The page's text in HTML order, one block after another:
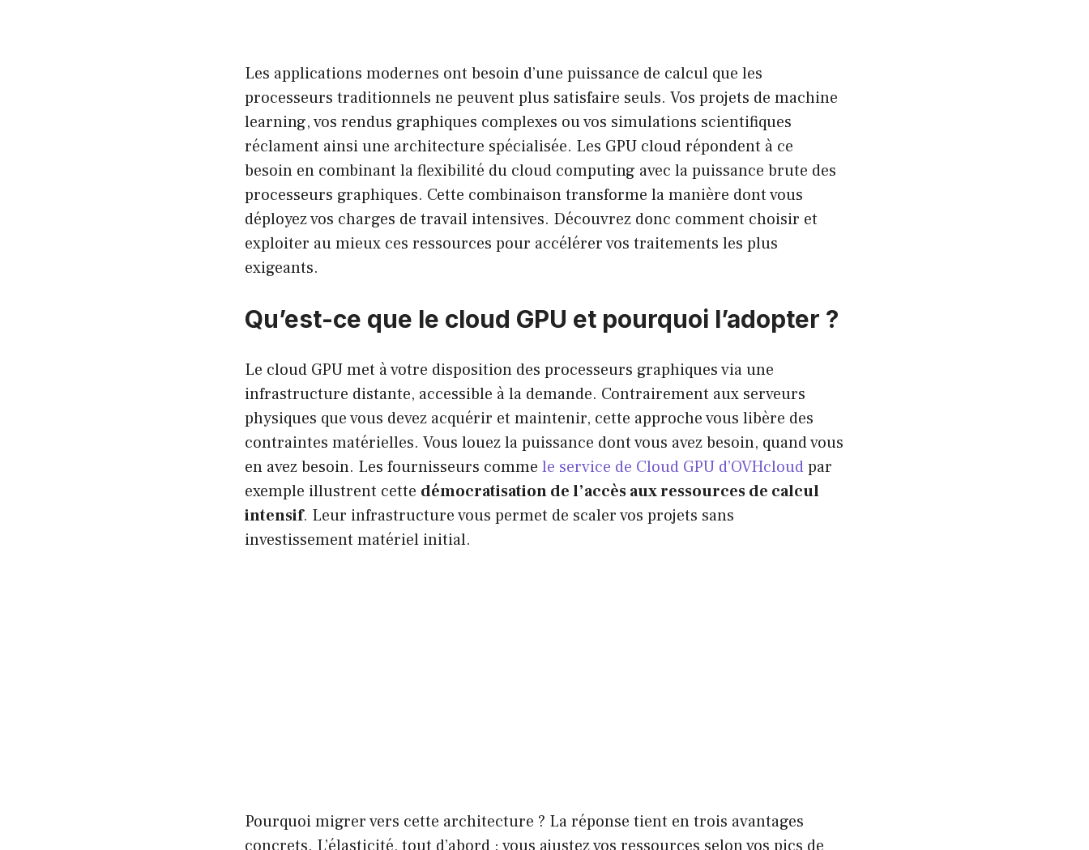
Les applications modernes ont besoin d’une puissance de calcul que les
processeurs traditionnels ne peuvent plus satisfaire seuls. Vos projets de machine
learning, vos rendus graphiques complexes ou vos simulations scientifiques
réclament ainsi une architecture spécialisée. Les GPU cloud répondent à ce
besoin en combinant la flexibilité du cloud computing avec la puissance brute des
processeurs graphiques. Cette combinaison transforme la manière dont vous
déployez vos charges de travail intensives. Découvrez donc comment choisir et
exploiter au mieux ces ressources pour accélérer vos traitements les plus
exigeants.
Qu’est-ce que le cloud GPU et pourquoi l’adopter ?
Le cloud GPU met à votre disposition des processeurs graphiques via une
infrastructure distante, accessible à la demande. Contrairement aux serveurs
physiques que vous devez acquérir et maintenir, cette approche vous libère des
contraintes matérielles. Vous louez la puissance dont vous avez besoin, quand vous
en avez besoin. Les fournisseurs comme le service de Cloud GPU d’OVHcloudpar
exemple illustrent cette démocratisation de l’accès aux ressources de calcul
intensif. Leur infrastructure vous permet de scaler vos projets sans
investissement matériel initial.
Pourquoi migrer vers cette architecture ? La réponse tient en trois avantages